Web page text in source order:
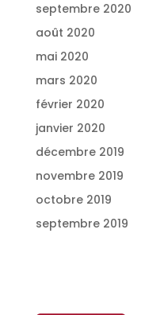
septembre 2020
août 2020
mai 2020
mars 2020
février 2020
janvier 2020
décembre 2019
novembre 2019
octobre 2019
septembre 2019